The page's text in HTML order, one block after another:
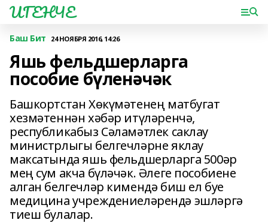
ИГЕНЧЕ
Баш Бит 24 НОЯБРЯ 2016, 14:26
Яшь фельдшерларга
пособие бүленәчәк
Башкортстан Хөкүмәтенең матбугат
хезмәтеннән хәбәр итүләренчә,
республикабыз Сәламәтлек саклау
министрлыгы белгечләрне яклау
максатында яшь фельдшерларга 500әр
мең сум акча бүләчәк. Әлеге пособиене
алган белгечләр кимендә биш ел буе
медицина учреждениеләрендә эшләргә
тиеш булалар.